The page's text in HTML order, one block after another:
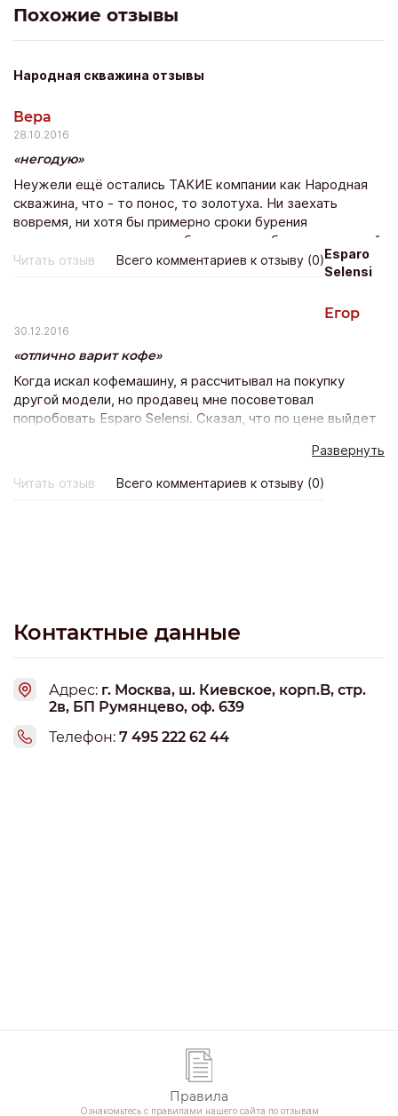
Похожие отзывы
Народная скважина отзывы
Вера
28.10.2016
негодую
Неужели ещё остались ТАКИЕ компании как Народная
скважина, что - то понос, то золотуха. Ни заехать
вовремя, ни хотя бы примерно сроки бурения
выдержать, ни насосное оборудование без приключений
смонтировать.
Читать отзыв Всего комментариев к отзыву (0) Esparo
Selensi
Егор
30.12.2016
отлично варит кофе
Когда искал кофемашину, я рассчитывал на покупку
другой модели, но продавец мне посоветовал
попробовать Esparo Selensi. Сказал, что по цене выйдет
получается очень вкусный, управление простое, при
изучении инструкции можно быстро сориентироваться.
Развернуть
Читать отзыв Всего комментариев к отзыву (0)
Контактные данные
Адрес: г. Москва, ш. Киевское, корп.B, стр.
2в, БП Румянцево, оф. 639
Телефон: 7 495 222 62 44
Правила
Ознакомьтесь с правилами нашего сайта по отзывам